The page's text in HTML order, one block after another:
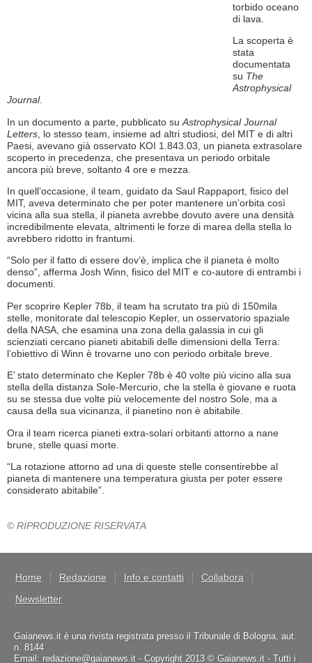
torbido oceano
di lava.
La scoperta è
stata
documentata
su The
Astrophysical
Journal.
In un documento a parte, pubblicato su Astrophysical Journal
Letters , lo stesso team, insieme ad altri studiosi, del MIT e di altri
Paesi, avevano già osservato KOI 1.843.03, un pianeta extrasolare
scoperto in precedenza, che presentava un periodo orbitale
ancora più breve, soltanto 4 ore e mezza.
In quell’occasione, il team, guidato da Saul Rappaport, fisico del
MIT, aveva determinato che per poter mantenere un’orbita così
vicina alla sua stella, il pianeta avrebbe dovuto avere una densità
incredibilmente elevata, altrimenti le forze di marea della stella lo
avrebbero ridotto in frantumi.
“Solo per il fatto di essere dov’è, implica che il pianeta è molto
denso”, afferma Josh Winn, fisico del MIT e co-autore di entrambi i
documenti.
Per scoprire Kepler 78b, il team ha scrutato tra più di 150mila
stelle, monitorate dal telescopio Kepler, un osservatorio spaziale
della NASA, che esamina una zona della galassia in cui gli
scienziati cercano pianeti abitabili delle dimensioni della Terra:
l’obiettivo di Winn è trovarne uno con periodo orbitale breve.
E’ stato determinato che Kepler 78b è 40 volte più vicino alla sua
stella della distanza Sole-Mercurio, che la stella è giovane e ruota
su se stessa due volte più velocemente del nostro Sole, ma a
causa della sua vicinanza, il pianetino non è abitabile.
Ora il team ricerca pianeti extra-solari orbitanti attorno a nane
brune, stelle quasi morte.
“La rotazione attorno ad una di queste stelle consentirebbe al
pianeta di mantenere una temperatura giusta per poter essere
considerato abitabile”.
© RIPRODUZIONE RISERVATA
Home Redazione Info e contatti
Collabora
Newsletter
Gaianews.it è una rivista registrata presso il Tribunale di Bologna, aut.
n. 8144
Email: redazione@gaianews.it - Copyright 2013 © Gaianews.it - Tutti i